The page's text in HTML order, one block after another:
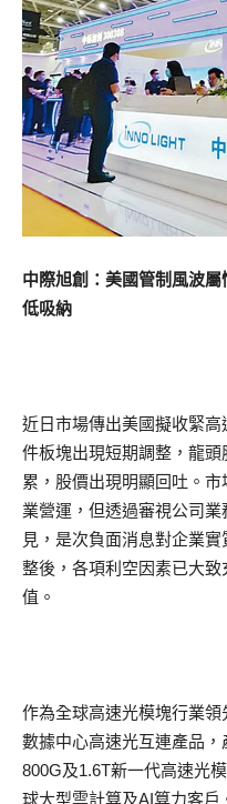
中際旭創：美國管制風波
低吸納
近日市場傳出美國擬收緊
件板塊出現短期調整，龍
累，股價出現明顯回吐。
業營運，但透過審視公司
見，是次負面消息對企業
整後，各項利空因素已大
值。
作為全球高速光模塊行業
數據中心高速光互連產品
800G及1.6T新一代高速光
球大型雲計算及AI算力客